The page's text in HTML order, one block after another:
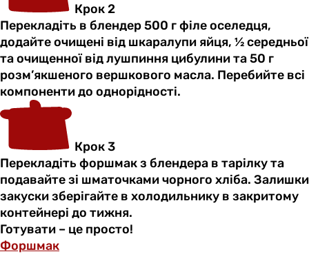
Крок 2
Перекладіть в блендер 500 г філе оселедця,
додайте очищені від шкаралупи яйця, ½ середньої
та очищенної від лушпиння цибулини та 50 г
розм’якшеного вершкового масла. Перебийте всі
компоненти до однорідності.
Крок 3
Перекладіть форшмак з блендера в тарілку та
подавайте зі шматочками чорного хліба. Залишки
закуски зберігайте в холодильнику в закритому
контейнері до тижня.
Готувати – це просто!
Форшмак